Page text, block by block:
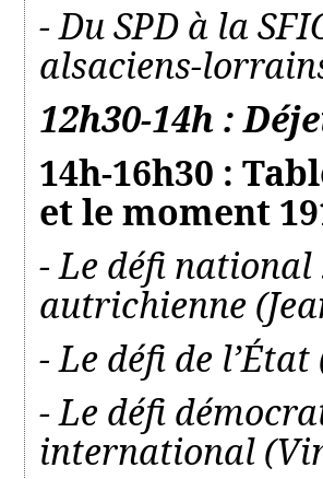
- Du SPD à la
alsaciens-
12h30-14h :
14h-16h30 :
et le moment
- Le défi
autrichienne
- Le défi de
- Le défi
international